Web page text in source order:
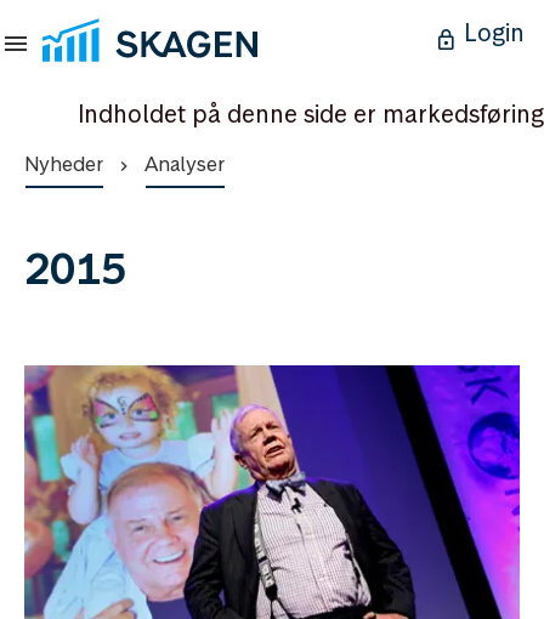
Login
Indholdet på denne side er markedsføring
Nyheder Analyser
2015